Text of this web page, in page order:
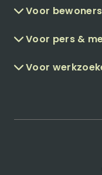
Voor
Voor pers &
Voor